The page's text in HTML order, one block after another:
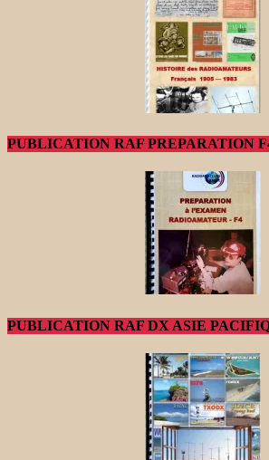
PUBLICATION RAF PREPARATION
PUBLICATION RAF DX ASIE